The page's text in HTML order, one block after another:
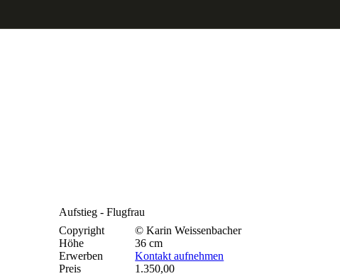
Aufstieg - Flugfrau
Copyright
© Karin Weissenbacher
Höhe
36 cm
Erwerben
Kontakt aufnehmen
Preis
1.350,00